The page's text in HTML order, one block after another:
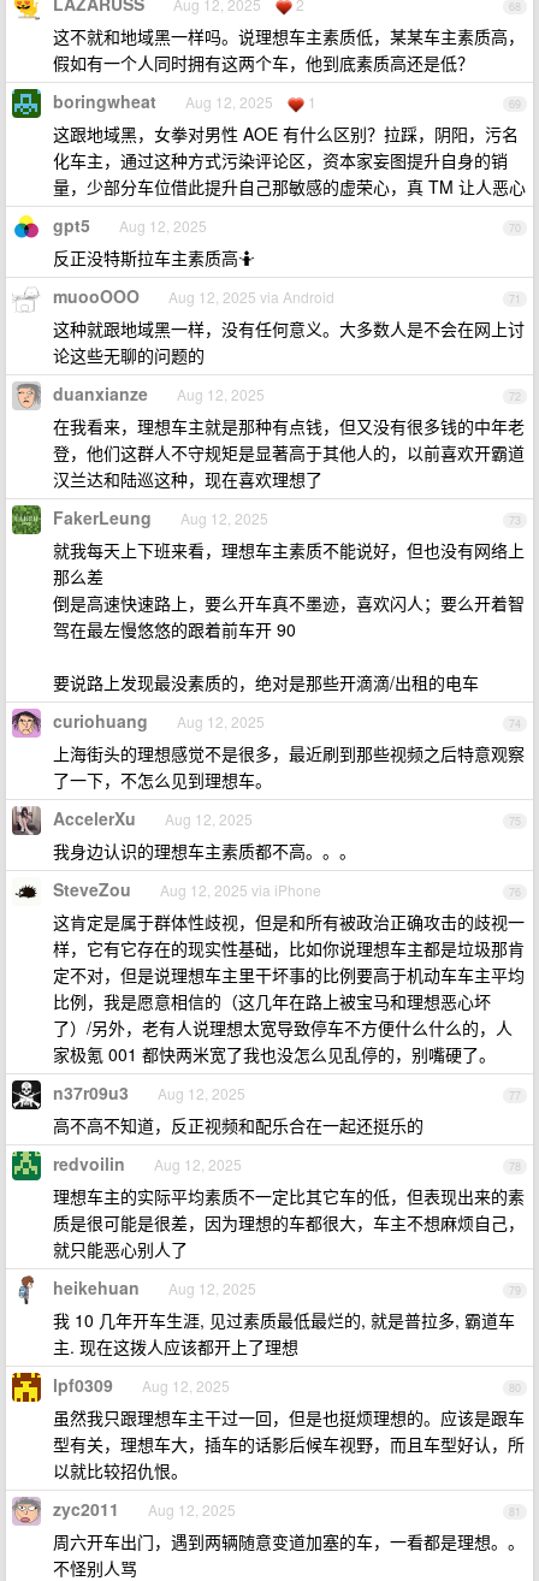
68
Aug 12, 2025 2
这不就和地域黑一样吗。说理想车主素质低，某某车主素质高，
假如有一个人同时拥有这两个车，他到底素质高还是低？
69
boringwheat Aug 12, 2025 1
这跟地域黑，女拳对男性 AOE 有什么区别？拉踩，阴阳，污名
化车主，通过这种方式污染评论区，资本家妄图提升自身的销
量，少部分车位借此提升自己那敏感的虚荣心，真 TM 让人恶心
70
gpt5 Aug 12, 2025
反正没特斯拉车主素质高🤷
71
muooOOO Aug 12, 2025 via Android
这种就跟地域黑一样，没有任何意义。大多数人是不会在网上讨
论这些无聊的问题的
72
duanxianze Aug 12, 2025
在我看来，理想车主就是那种有点钱，但又没有很多钱的中年老
登，他们这群人不守规矩是显著高于其他人的，以前喜欢开霸道
汉兰达和陆巡这种，现在喜欢理想了
73
FakerLeung Aug 12, 2025
就我每天上下班来看，理想车主素质不能说好，但也没有网络上
那么差
倒是高速快速路上，要么开车真不墨迹，喜欢闪人；要么开着智
驾在最左慢悠悠的跟着前车开 90
要说路上发现最没素质的，绝对是那些开滴滴/出租的电车
74
curiohuang Aug 12, 2025
上海街头的理想感觉不是很多，最近刷到那些视频之后特意观察
了一下，不怎么见到理想车。
75
AccelerXu Aug 12, 2025
我身边认识的理想车主素质都不高。。。
76
SteveZou Aug 12, 2025 via iPhone
这肯定是属于群体性歧视，但是和所有被政治正确攻击的歧视一
样，它有它存在的现实性基础，比如你说理想车主都是垃圾那肯
定不对，但是说理想车主里干坏事的比例要高于机动车车主平均
比例，我是愿意相信的（这几年在路上被宝马和理想恶心坏
了）/另外，老有人说理想太宽导致停车不方便什么什么的，人
家极氪 001 都快两米宽了我也没怎么见乱停的，别嘴硬了。
77
n37r09u3 Aug 12, 2025
高不高不知道，反正视频和配乐合在一起还挺乐的
78
redvoilin Aug 12, 2025
理想车主的实际平均素质不一定比其它车的低，但表现出来的素
质是很可能是很差，因为理想的车都很大，车主不想麻烦自己，
就只能恶心别人了
79
heikehuan Aug 12, 2025
我 10 几年开车生涯, 见过素质最低最烂的, 就是普拉多, 霸道车
主. 现在这拨人应该都开上了理想
80
lpf0309 Aug 12, 2025
虽然我只跟理想车主干过一回，但是也挺烦理想的。应该是跟车
型有关，理想车大，插车的话影后候车视野，而且车型好认，所
以就比较招仇恨。
81
zyc2011 Aug 12, 2025
周六开车出门，遇到两辆随意变道加塞的车，一看都是理想。。
不怪别人骂